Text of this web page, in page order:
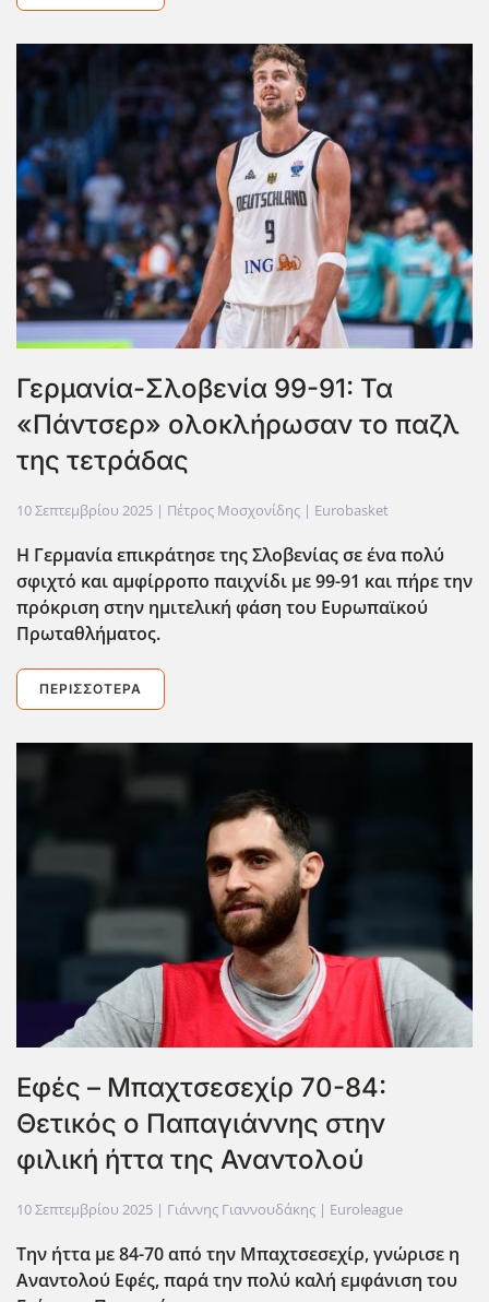
Γερμανία-Σλοβενία 99-91: Τα
«Πάντσερ» ολοκλήρωσαν το παζλ
της τετράδας
10 Σεπτεμβρίου 2025 | Πέτρος Μοσχονίδης | Eurobasket
Η Γερμανία επικράτησε της Σλοβενίας σε ένα πολύ
σφιχτό και αμφίρροπο παιχνίδι με 99-91 και πήρε την
πρόκριση στην ημιτελική φάση του Ευρωπαϊκού
Πρωταθλήματος.
ΠΕΡΙΣΣΌΤΕΡΑ
Εφές – Μπαχτσεσεχίρ 70-84:
Θετικός ο Παπαγιάννης στην
φιλική ήττα της Αναντολού
10 Σεπτεμβρίου 2025 | Γιάννης Γιαννουδάκης | Euroleague
Την ήττα με 84-70 από την Μπαχτσεσεχίρ, γνώρισε η
Αναντολού Εφές, παρά την πολύ καλή εμφάνιση του